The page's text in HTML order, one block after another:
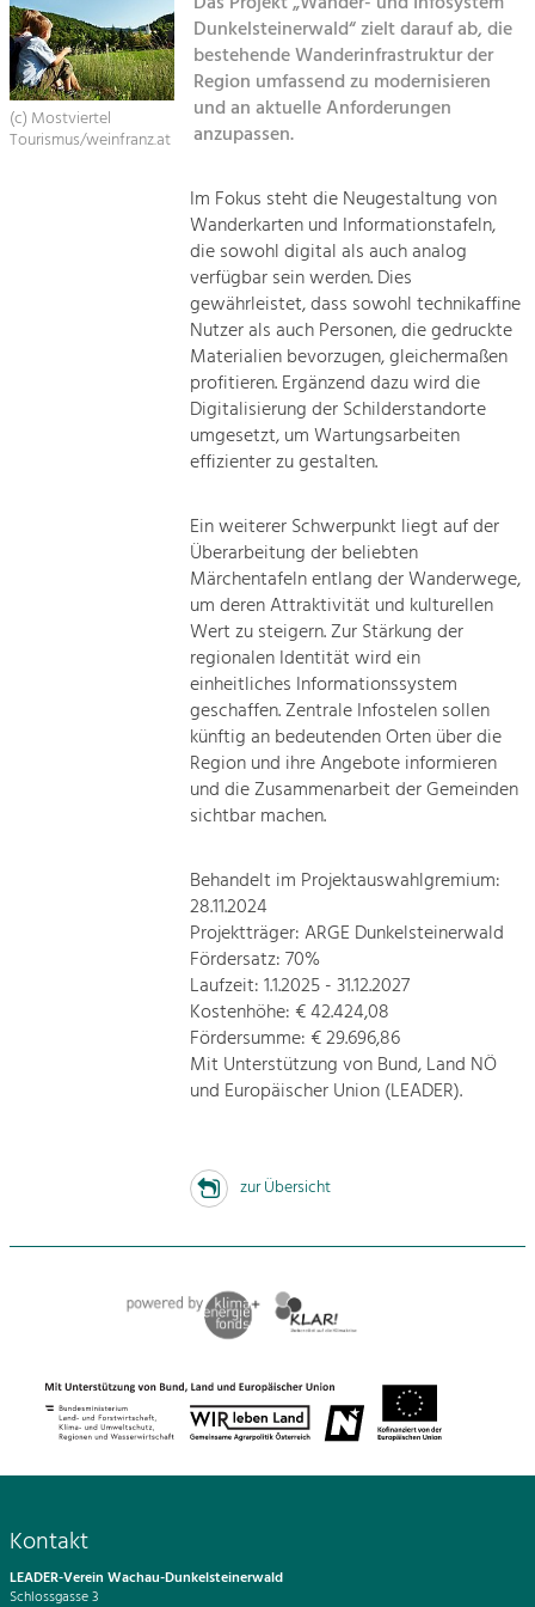
Sitemap
Kontakt
Tourismus
Angebotsentwicklung und
Positionierung.
Soziales, Bildung &
Gleichberechtigung, Jugend und
Mobilität & Energie
Klimawandel, öffentlicher Verkehr und
erneuerbare Energie
(c) Mostviertel
Tourismus/weinfranz.at
Dunkelsteinerwald“ zielt darauf ab, die
bestehende Wanderinfrastruktur der
Region umfassend zu modernisieren
und an aktuelle Anforderungen
anzupassen.
Im Fokus steht die Neugestaltung von
Wanderkarten und Informationstafeln,
die sowohl digital als auch analog
verfügbar sein werden. Dies
gewährleistet, dass sowohl technikaffine
Nutzer als auch Personen, die gedruckte
Materialien bevorzugen, gleichermaßen
profitieren. Ergänzend dazu wird die
Digitalisierung der Schilderstandorte
umgesetzt, um Wartungsarbeiten
effizienter zu gestalten.
Ein weiterer Schwerpunkt liegt auf der
Überarbeitung der beliebten
Märchentafeln entlang der Wanderwege,
um deren Attraktivität und kulturellen
Wert zu steigern. Zur Stärkung der
regionalen Identität wird ein
einheitliches Informationssystem
geschaffen. Zentrale Infostelen sollen
künftig an bedeutenden Orten über die
Region und ihre Angebote informieren
und die Zusammenarbeit der Gemeinden
sichtbar machen.
Behandelt im Projektauswahlgremium:
28.11.2024
Projektträger: ARGE Dunkelsteinerwald
Fördersatz: 70%
Laufzeit: 1.1.2025 - 31.12.2027
Kostenhöhe: € 42.424,08
Fördersumme: € 29.696,86
Mit Unterstützung von Bund, Land NÖ
und Europäischer Union (LEADER).
zur Übersicht
Kontakt
LEADER-Verein Wachau-Dunkelsteinerwald
Schlossgasse 3